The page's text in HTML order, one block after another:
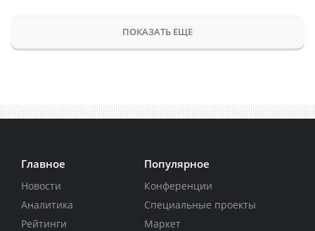
ПОКАЗАТЬ ЕЩЕ
Главное
Новости
Аналитика
Рейтинги
Популярное
Конференции
Специальные проекты
Маркет